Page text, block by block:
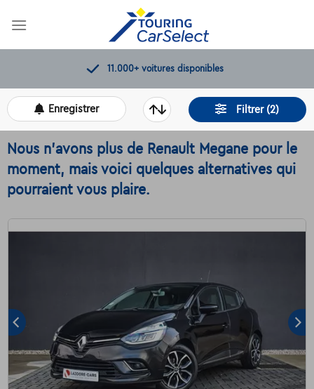
Contrôles de qualité par Touring
Filtrer (2)
Enregistrer
Nous n'avons plus de Renault Megane pour le
moment, mais voici quelques alternatives qui
pourraient vous plaire.